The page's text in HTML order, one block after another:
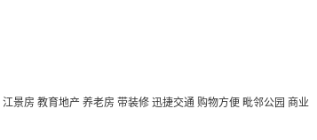
江景房 教育地产 养老房 带装修 迅捷交通 购物方便 毗邻公园 商业